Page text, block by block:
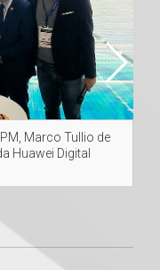
Marco Tullio de
Huawei Digital